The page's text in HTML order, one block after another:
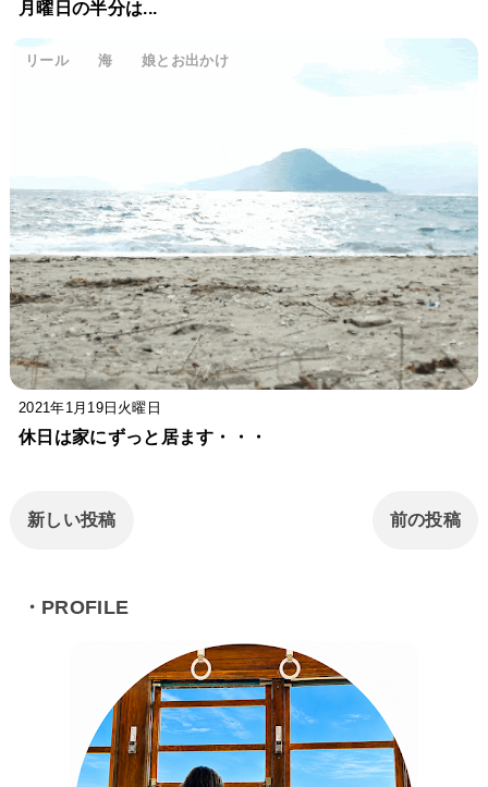
月曜日の半分は...
2021年1月19日火曜日
休日は家にずっと居ます・・・
リール 海 娘とお出かけ
新しい投稿 前の投稿
・PROFILE